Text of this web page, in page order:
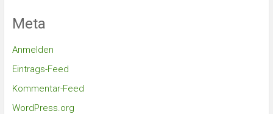
Meta
Anmelden
Eintrags-Feed
Kommentar-Feed
WordPress.org